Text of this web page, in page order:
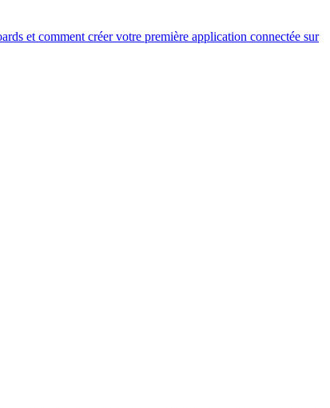
et comment créer votre première application connectée sur